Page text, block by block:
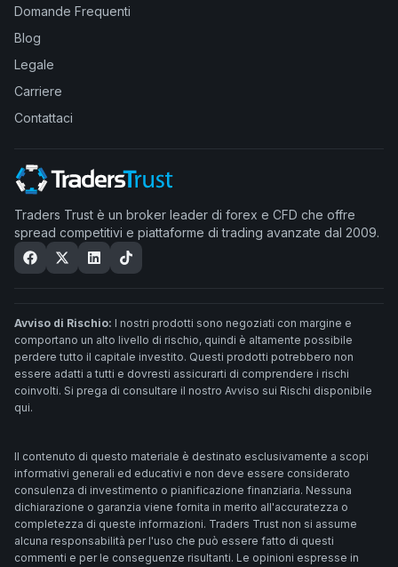
Domande Frequenti
Blog
Legale
Carriere
Contattaci
Traders Trust è un broker leader di forex e CFD che offre
spread competitivi e piattaforme di trading avanzate dal 2009.
Avviso di Rischio: I nostri prodotti sono negoziati con margine e
comportano un alto livello di rischio, quindi è altamente possibile
perdere tutto il capitale investito. Questi prodotti potrebbero non
essere adatti a tutti e dovresti assicurarti di comprendere i rischi
coinvolti. Si prega di consultare il nostro Avviso sui Rischi disponibile
qui.
Il contenuto di questo materiale è destinato esclusivamente a scopi
informativi generali ed educativi e non deve essere considerato
consulenza di investimento o pianificazione finanziaria. Nessuna
dichiarazione o garanzia viene fornita in merito all'accuratezza o
completezza di queste informazioni. Traders Trust non si assume
alcuna responsabilità per l'uso che può essere fatto di questi
commenti e per le conseguenze risultanti. Le opinioni espresse in